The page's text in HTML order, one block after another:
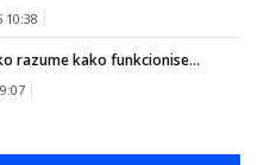
10:38
razume kako funkcionise...